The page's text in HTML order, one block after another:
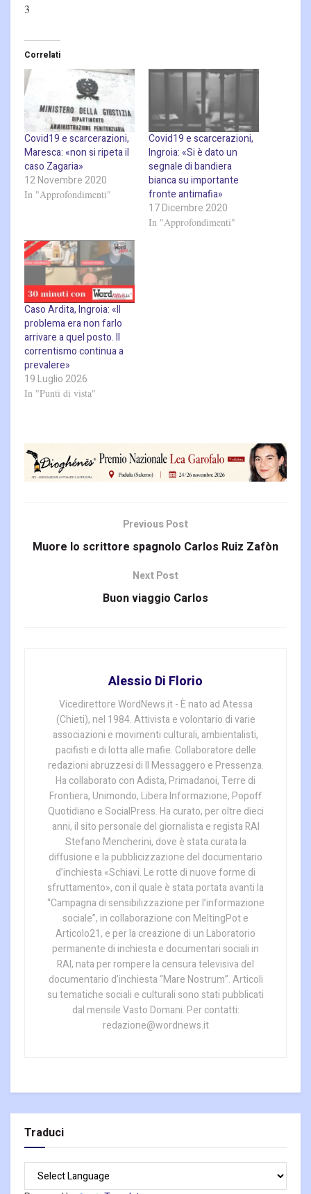
3
Correlati
Covid19 e scarcerazioni,
Maresca: «non si ripeta il
caso Zagaria»
12 Novembre 2020
In "Approfondimenti"
Covid19 e scarcerazioni,
Ingroia: «Si è dato un
segnale di bandiera
bianca su importante
fronte antimafia»
17 Dicembre 2020
In "Approfondimenti"
Caso Ardita, Ingroia: «Il
problema era non farlo
arrivare a quel posto. Il
correntismo continua a
prevalere»
19 Luglio 2026
In "Punti di vista"
Previous Post
Muore lo scrittore spagnolo Carlos Ruiz Zafòn
Next Post
Buon viaggio Carlos
Alessio Di Florio
Vicedirettore WordNews.it - È nato ad Atessa
(Chieti), nel 1984. Attivista e volontario di varie
associazioni e movimenti culturali, ambientalisti,
pacifisti e di lotta alle mafie. Collaboratore delle
redazioni abruzzesi di Il Messaggero e Pressenza.
Ha collaborato con Adista, Primadanoi, Terre di
Frontiera, Unimondo, Libera Informazione, Popoff
Quotidiano e SocialPress. Ha curato, per oltre dieci
anni, il sito personale del giornalista e regista RAI
Stefano Mencherini, dove è stata curata la
diffusione e la pubblicizzazione del documentario
d’inchiesta «Schiavi. Le rotte di nuove forme di
sfruttamento», con il quale è stata portata avanti la
“Campagna di sensibilizzazione per l’informazione
sociale”, in collaborazione con MeltingPot e
Articolo21, e per la creazione di un Laboratorio
permanente di inchiesta e documentari sociali in
RAI, nata per rompere la censura televisiva del
documentario d’inchiesta “Mare Nostrum”. Articoli
su tematiche sociali e culturali sono stati pubblicati
dal mensile Vasto Domani. Per contatti:
redazione@wordnews.it
Traduci